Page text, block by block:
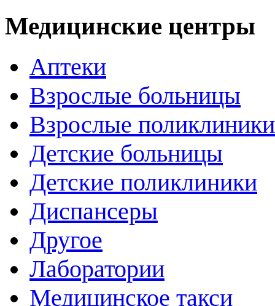
Медицинские центры
Аптеки
Взрослые больницы
Взрослые поликлиники
Детские больницы
Детские поликлиники
Диспансеры
Другое
Лаборатории
Медицинское такси